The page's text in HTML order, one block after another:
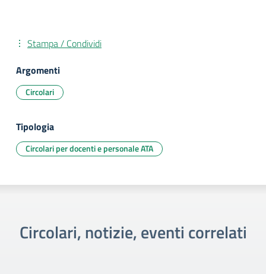
Stampa / Condividi
Argomenti
Circolari
Tipologia
Circolari per docenti e personale ATA
Circolari, notizie, eventi correlati